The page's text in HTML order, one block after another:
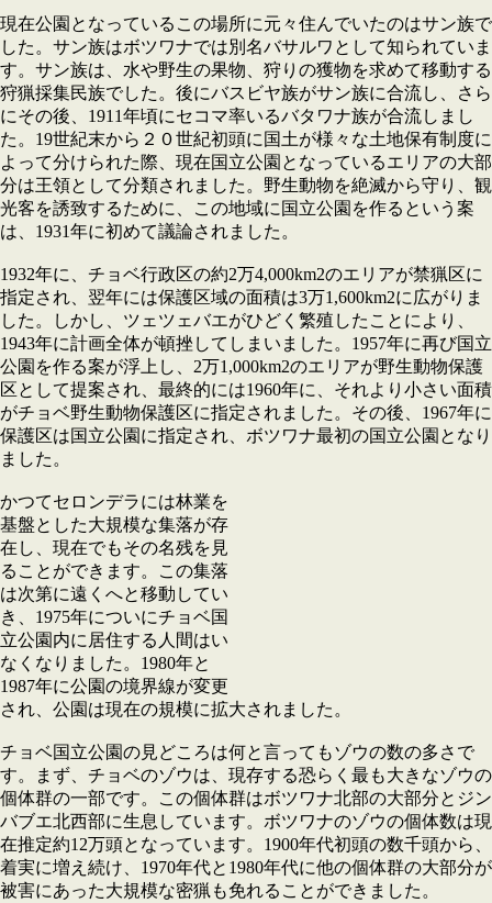
現在公園となっているこの場所に元々住んでいたのはサン族で
した。サン族はボツワナでは別名バサルワとして知られていま
す。サン族は、水や野生の果物、狩りの獲物を求めて移動する
狩猟採集民族でした。後にバスビヤ族がサン族に合流し、さら
にその後、1911年頃にセコマ率いるバタワナ族が合流しまし
た。19世紀末から２０世紀初頭に国土が様々な土地保有制度に
よって分けられた際、現在国立公園となっているエリアの大部
分は王領として分類されました。野生動物を絶滅から守り、観
光客を誘致するために、この地域に国立公園を作るという案
は、1931年に初めて議論されました。
1932年に、チョベ行政区の約2万4,000km2のエリアが禁猟区に
指定され、翌年には保護区域の面積は3万1,600km2に広がりま
した。しかし、ツェツェバエがひどく繁殖したことにより、
1943年に計画全体が頓挫してしまいました。1957年に再び国立
公園を作る案が浮上し、2万1,000km2のエリアが野生動物保護
区として提案され、最終的には1960年に、それより小さい面積
がチョベ野生動物保護区に指定されました。その後、1967年に
保護区は国立公園に指定され、ボツワナ最初の国立公園となり
ました。
かつてセロンデラには林業を
基盤とした大規模な集落が存
在し、現在でもその名残を見
ることができます。この集落
は次第に遠くへと移動してい
き、1975年についにチョベ国
立公園内に居住する人間はい
なくなりました。1980年と
1987年に公園の境界線が変更
され、公園は現在の規模に拡大されました。
チョベ国立公園の見どころは何と言ってもゾウの数の多さで
す。まず、チョベのゾウは、現存する恐らく最も大きなゾウの
個体群の一部です。この個体群はボツワナ北部の大部分とジン
バブエ北西部に生息しています。ボツワナのゾウの個体数は現
在推定約12万頭となっています。1900年代初頭の数千頭から、
着実に増え続け、1970年代と1980年代に他の個体群の大部分が
被害にあった大規模な密猟も免れることができました。